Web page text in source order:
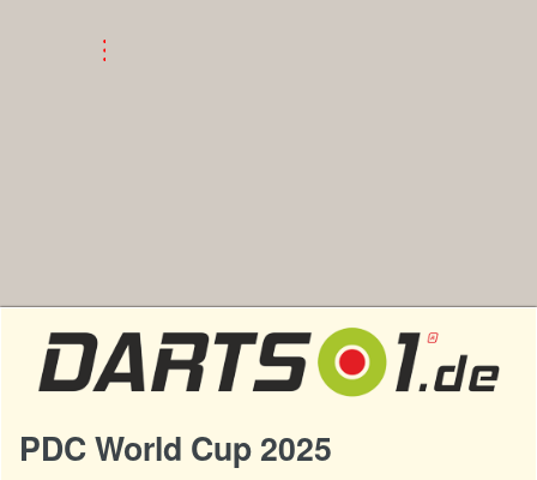
PDC World Cup 2025